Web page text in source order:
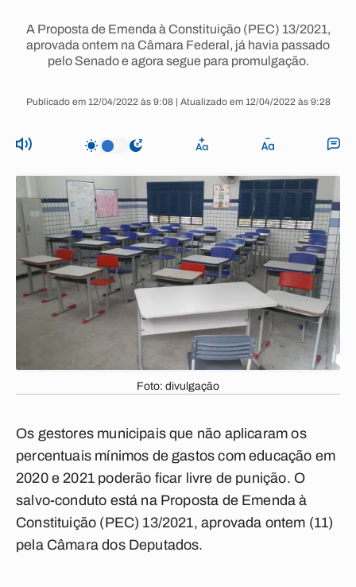
A Proposta de Emenda à Constituição (PEC) 13/2021,
aprovada ontem na Câmara Federal, já havia passado
pelo Senado e agora segue para promulgação.
Publicado em 12/04/2022 às 9:08 | Atualizado em 12/04/2022 às 9:28
Foto: divulgação
Os gestores municipais que não aplicaram os
percentuais mínimos de gastos com educação em
2020 e 2021 poderão ficar livre de punição. O
salvo-conduto está na Proposta de Emenda à
Constituição (PEC) 13/2021, aprovada ontem (11)
pela Câmara dos Deputados.